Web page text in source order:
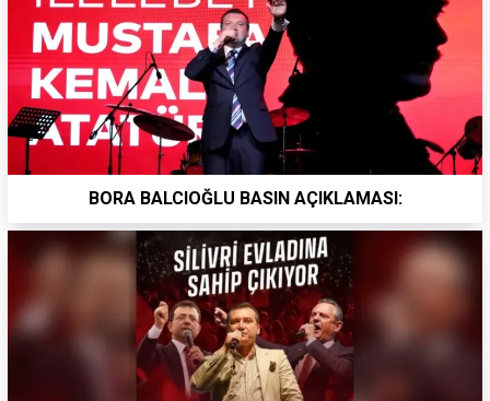
BORA BALCIOĞLU BASIN AÇIKLAMASI: